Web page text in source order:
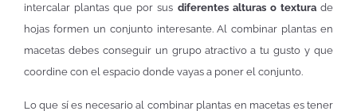
intercalar plantas que por sus diferentes alturas o texturade
hojas formen un conjunto interesante. Al combinar plantas en
macetas debes conseguir un grupo atractivo a tu gusto y que
coordine con el espacio donde vayas a poner el conjunto.
Lo que sí es necesario al combinar plantas en macetas es tener